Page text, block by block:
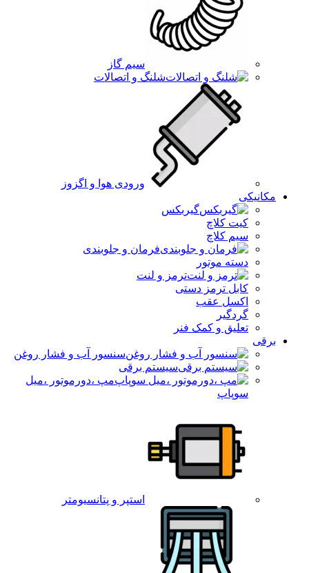
سیم گاز
شلنگ و اتصالات
ورودی هوا و اگزوز
مکانیکی
گیربکس
کیت کلاچ
سیم کلاچ
فرمان و جلوبندی
دسته موتور
ترمز و لنت
کابل ترمز دستی
اکسل عقب
گردگیر
تعلیق و کمک فنر
برقی
سنسور آب و فشار روغن
سیستم برقی
مپ ،دورموتور ،میل
سوپاپ
استپر و پتانسیومتر